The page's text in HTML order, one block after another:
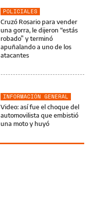
POLICIALES
Cruzó Rosario para vender
una gorra, le dijeron “estás
robado” y terminó
apuñalando a uno de los
atacantes
INFORMACIÓN GENERAL
Video: así fue el choque del
automovilista que embistió
una moto y huyó